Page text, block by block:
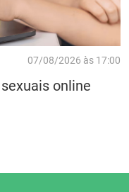
07/08/2026 às 17:00
online